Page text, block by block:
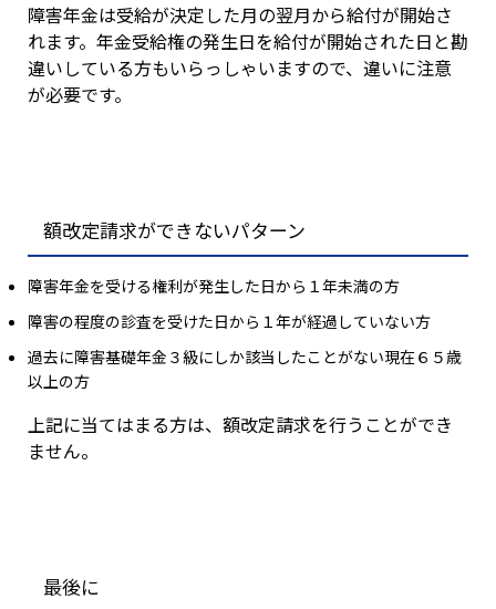
障害年金は受給が決定した月の翌月から給付が開始さ
れます。年金受給権の発生日を給付が開始された日と勘
違いしている方もいらっしゃいますので、違いに注意
が必要です。
額改定請求ができないパターン
障害年金を受ける権利が発生した日から１年未満の方
障害の程度の診査を受けた日から１年が経過していない方
過去に障害基礎年金３級にしか該当したことがない現在６５歳
以上の方
上記に当てはまる方は、額改定請求を行うことができ
ません。
最後に